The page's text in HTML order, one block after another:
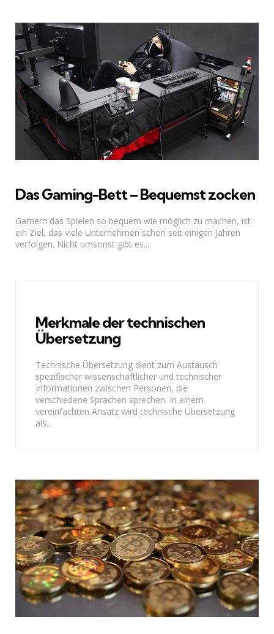
Das Gaming-Bett – Bequemst zocken
Gamern das Spielen so bequem wie möglich zu machen, ist
ein Ziel, das viele Unternehmen schon seit einigen Jahren
verfolgen. Nicht umsonst gibt es...
Merkmale der technischen
Übersetzung
Technische Übersetzung dient zum Austausch
spezifischer wissenschaftlicher und technischer
Informationen zwischen Personen, die
verschiedene Sprachen sprechen. In einem
vereinfachten Ansatz wird technische Übersetzung
als...